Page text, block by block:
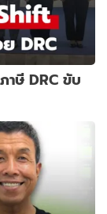
าษี DRC ขับ